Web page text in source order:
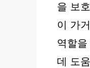
을 보
이 가
역할
데 도